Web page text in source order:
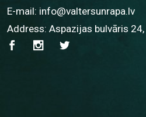
E-mail: info@valtersunrapa.lv
Address: Aspazijas bulvāris 24,